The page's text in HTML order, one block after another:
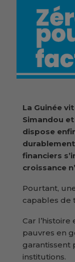
La Guinée
Simandou
dispose
financiers
croissance
Pourtant,
capables de
Car
pauvres en
garantissent
institutions.